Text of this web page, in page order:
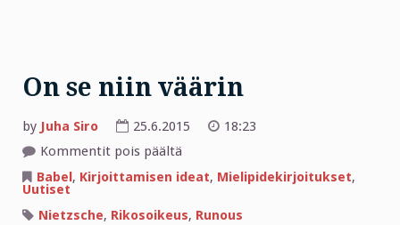
On se niin väärin
by Juha Siro 25.6.2015
18:23
Kommentit pois päältä
se
Babel , Kirjoittamisen ideat, Mielipidekirjoitukset,
Uutiset
Nietzsche, Rikosoikeus, Runous